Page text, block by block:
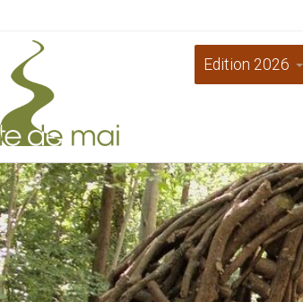
Edition 2026